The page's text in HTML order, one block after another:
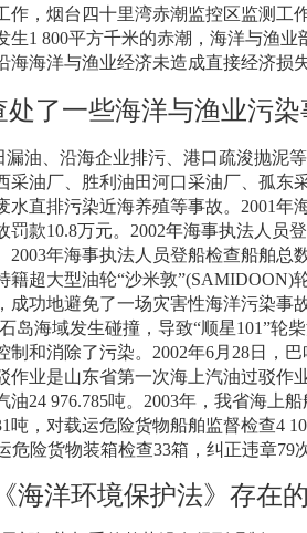
作，烟台四十里湾赤潮监控区监测工
生1 800平方千米的赤潮，海洋与渔业
海海洋与渔业经济未造成直接经济损失
处了一些海洋与渔业污染
漏油、沿海企业排污、港口疏浚抛泥
采油厂、胜利油田河口采油厂、孤东
水直排污染近海养殖等事故。 2001年
罚款10.8万元。 2002年海事执法人员
2003年海事执法人员登船检查船舶总
籍超大型油轮“沙米敦”(SAMIDOON)
成功地避免了一场灾害性海洋污染事
岛海域发生碰撞，导致“顺星101”轮
制和消除了污染。 2002年6月 28日 ，
作业是山东省第一次海上汽油过驳作
油24 976.785吨。 2003年，我省海上
吨，对载运危险货物船舶监督检查4
危险货物装箱检查33箱，纠正违章79
海洋环境保护法》存在